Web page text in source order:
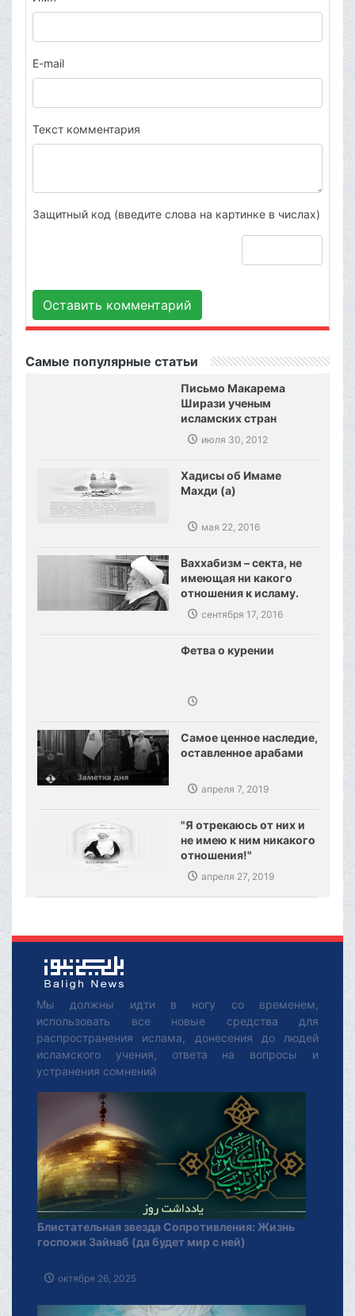
E-mail
Текст комментария
Защитный код (введите слова на картинке в числах)
Оставить комментарий
Самые популярные статьи
Письмо Макарема
Ширази ученым
исламских стран
июля 30, 2012
Хадисы об Имаме
Махди (а)
мая 22, 2016
Ваххабизм – секта, не
имеющая ни какого
отношения к исламу.
Созданы предпосылки,
сокрушения
ваххабизма.
сентября 17, 2016
Фетва о курении
Самое ценное наследие,
оставленное арабами
апреля 7, 2019
"Я отрекаюсь от них и
не имею к ним никакого
отношения!"
апреля 27, 2019
Мы должны идти в ногу со временем,
использовать все новые средства для
распространения ислама, донесения до людей
исламского учения, ответа на вопросы и
устранения сомнений
Блистательная звезда Сопротивления: Жизнь
госпожи Зайнаб (да будет мир с ней)
октября 26, 2025